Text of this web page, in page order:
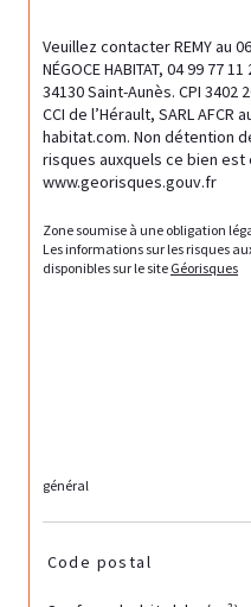
Veuillez contacter REMY au
NÉGOCE HABITAT, 04 99 77
34130 Saint-Aunès. CPI 3402
CCI de l’Hérault, SARL
habitat.com. Non détention
risques auxquels ce bien
www.georisques.gouv.fr
Zone soumise à une obligation
Les informations sur les risques
disponibles sur le site Géorisques
général
TRAD_SIROCCO_Caracteristique
Code postal